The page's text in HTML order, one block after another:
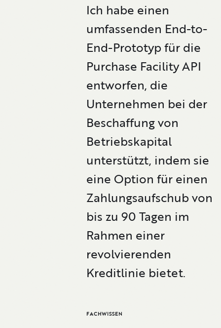
Ich habe einen
umfassenden End-to-
End-Prototyp für die
Purchase Facility API
entworfen, die
Unternehmen bei der
Beschaffung von
Betriebskapital
unterstützt, indem sie
eine Option für einen
Zahlungsaufschub von
bis zu 90 Tagen im
Rahmen einer
revolvierenden
Kreditlinie bietet.
FACHWISSEN